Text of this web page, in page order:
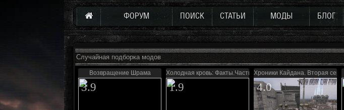
ФОРУМ ПОИСК СТАТЬИ МОДЫ БЛОГ
Случайная подборка модов
Возвращение Шрама
3.9
Холодная кровь: Факты.Часть первая
1.9
Хроники Кайдана. Вторая серия
4.0